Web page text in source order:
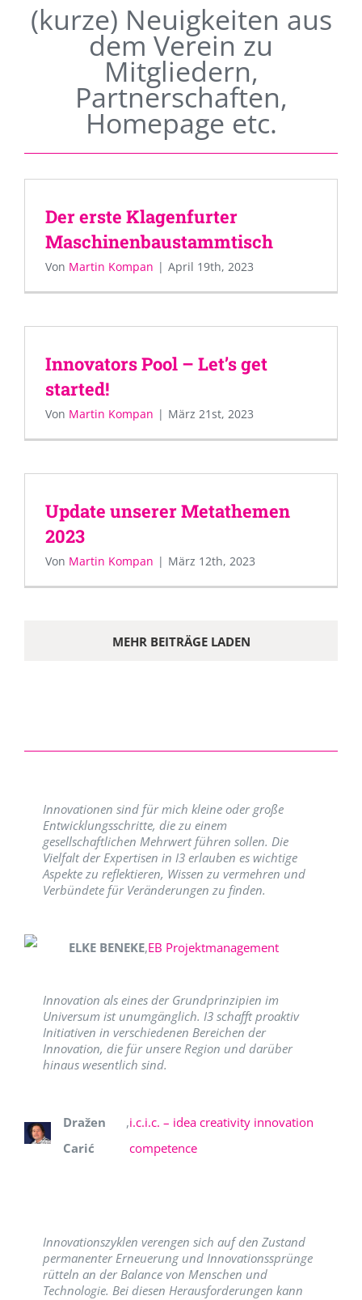
(kurze) Neuigkeiten aus
dem Verein zu
Mitgliedern,
Partnerschaften,
Homepage etc.
Der erste Klagenfurter
Maschinenbaustammtisch
Von Martin Kompan | April 19th, 2023
Innovators Pool – Let’s get
started!
Von Martin Kompan | März 21st, 2023
Update unserer Metathemen
2023
Von Martin Kompan | März 12th, 2023
MEHR BEITRÄGE LADEN
Innovationen sind für mich kleine oder große
Entwicklungsschritte, die zu einem
gesellschaftlichen Mehrwert führen sollen. Die
Vielfalt der Expertisen in I3 erlauben es wichtige
Aspekte zu reflektieren, Wissen zu vermehren und
Verbündete für Veränderungen zu finden.
ELKE BENEKE,EB Projektmanagement
Innovation als eines der Grundprinzipien im
Universum ist unumgänglich. I3 schafft proaktiv
Initiativen in verschiedenen Bereichen der
Innovation, die für unsere Region und darüber
hinaus wesentlich sind.
Dražen
Carić
,i.c.i.c. – idea creativity innovation
competence
Innovationszyklen verengen sich auf den Zustand
permanenter Erneuerung und Innovationssprünge
rütteln an der Balance von Menschen und
Technologie. Bei diesen Herausforderungen kann